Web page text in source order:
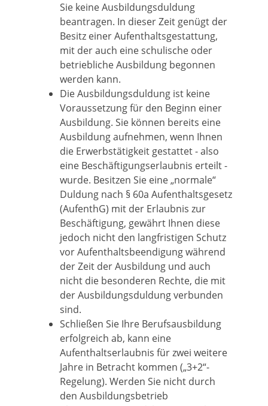
Sie keine Ausbildungsduldung
beantragen. In dieser Zeit genügt der
Besitz einer Aufenthaltsgestattung,
mit der auch eine schulische oder
betriebliche Ausbildung begonnen
werden kann.
Die Ausbildungsduldung ist keine
Voraussetzung für den Beginn einer
Ausbildung. Sie können bereits eine
Ausbildung aufnehmen, wenn Ihnen
die Erwerbstätigkeit gestattet - also
eine Beschäftigungserlaubnis erteilt -
wurde. Besitzen Sie eine „normale“
Duldung nach § 60a Aufenthaltsgesetz
(AufenthG) mit der Erlaubnis zur
Beschäftigung, gewährt Ihnen diese
jedoch nicht den langfristigen Schutz
vor Aufenthaltsbeendigung während
der Zeit der Ausbildung und auch
nicht die besonderen Rechte, die mit
der Ausbildungsduldung verbunden
sind.
Schließen Sie Ihre Berufsausbildung
erfolgreich ab, kann eine
Aufenthaltserlaubnis für zwei weitere
Jahre in Betracht kommen („3+2“-
Regelung). Werden Sie nicht durch
den Ausbildungsbetrieb